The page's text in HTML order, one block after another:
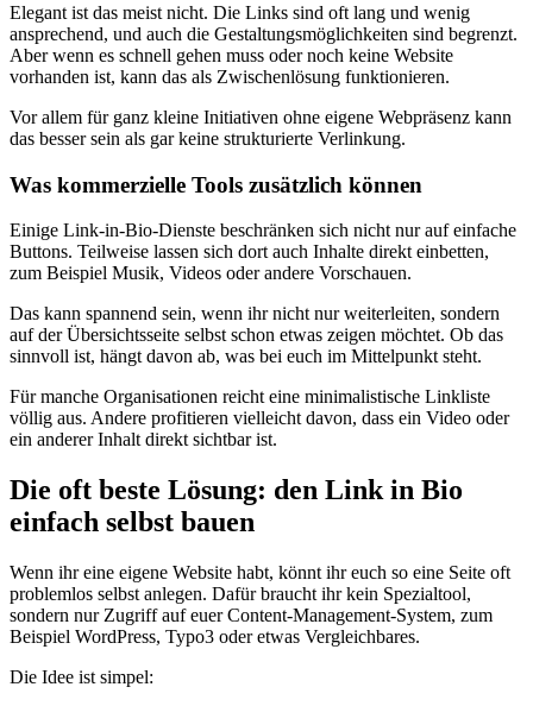
Elegant ist das meist nicht. Die Links sind oft lang und wenig
ansprechend, und auch die Gestaltungsmöglichkeiten sind begrenzt.
Aber wenn es schnell gehen muss oder noch keine Website
vorhanden ist, kann das als Zwischenlösung funktionieren.
Vor allem für ganz kleine Initiativen ohne eigene Webpräsenz kann
das besser sein als gar keine strukturierte Verlinkung.
Was kommerzielle Tools zusätzlich können
Einige Link-in-Bio-Dienste beschränken sich nicht nur auf einfache
Buttons. Teilweise lassen sich dort auch Inhalte direkt einbetten,
zum Beispiel Musik, Videos oder andere Vorschauen.
Das kann spannend sein, wenn ihr nicht nur weiterleiten, sondern
auf der Übersichtsseite selbst schon etwas zeigen möchtet. Ob das
sinnvoll ist, hängt davon ab, was bei euch im Mittelpunkt steht.
Für manche Organisationen reicht eine minimalistische Linkliste
völlig aus. Andere profitieren vielleicht davon, dass ein Video oder
ein anderer Inhalt direkt sichtbar ist.
Die oft beste Lösung: den Link in Bio
einfach selbst bauen
Wenn ihr eine eigene Website habt, könnt ihr euch so eine Seite oft
problemlos selbst anlegen. Dafür braucht ihr kein Spezialtool,
sondern nur Zugriff auf euer Content-Management-System, zum
Beispiel WordPress, Typo3 oder etwas Vergleichbares.
Die Idee ist simpel: